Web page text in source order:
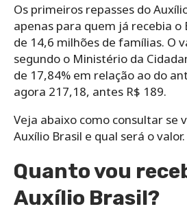
Os primeiros repasses do
apenas para quem já recebia o
de 14,6 milhões de famílias. O
segundo o Ministério da
de 17,84% em relação ao do
agora 217,18, antes R$ 189.
Veja abaixo como consultar se
Auxílio Brasil e qual será o valor.
Quanto vou
Auxílio Brasil?